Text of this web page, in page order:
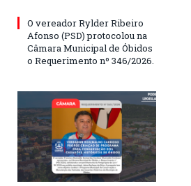
O vereador Rylder Ribeiro
Afonso (PSD) protocolou na
Câmara Municipal de Óbidos
o Requerimento nº 346/2026.